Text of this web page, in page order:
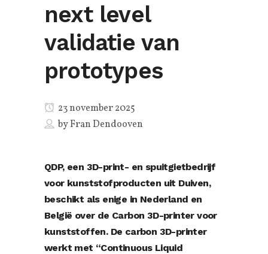
next level
validatie van
prototypes
23 november 2025
byFran Dendooven
QDP, een 3D-print- en spuitgietbedrijf
voor kunststofproducten uit Duiven,
beschikt als enige in Nederland en
België over de Carbon 3D-printer voor
kunststoffen. De carbon 3D-printer
werkt met “Continuous Liquid